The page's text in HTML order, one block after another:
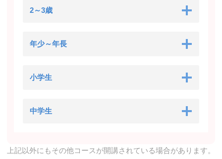
2～3歳
年少～年長
小学生
中学生
上記以外にもその他コースが開講されている場合があります。